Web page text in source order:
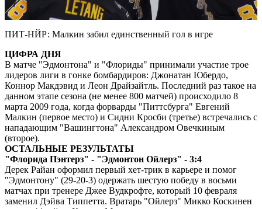
Video
ПИТ-НЙР: Малкин забил единственный гол в игре
ЦИФРА ДНЯ
В матче "Эдмонтона" и "Флориды" принимали участие трое
лидеров лиги в гонке бомбардиров: Джонатан Юбердо,
Коннор Макдэвид и Леон Драйзайтль. Последний раз такое на
данном этапе сезона (не менее 800 матчей) происходило 8
марта 2009 года, когда форварды "Питтсбурга" Евгений
Малкин (первое место) и Сидни Кросби (третье) встречались с
нападающим "Вашингтона" Александром Овечкиным
(второе).
ОСТАЛЬНЫЕ РЕЗУЛЬТАТЫ
"Флорида Пэнтерз" - "Эдмонтон Ойлерз" - 3:4
Дерек Райан оформил первый хет-трик в карьере и помог
"Эдмонтону" (29-20-3) одержать шестую победу в восьми
матчах при тренере Джее Вудкрофте, который 10 февраля
заменил Дэйва Типпетта. Вратарь "Ойлерз" Микко Коскинен